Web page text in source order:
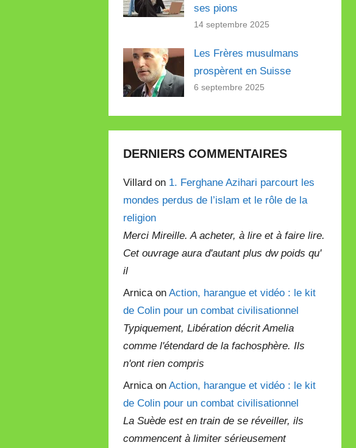
ses pions
14 septembre 2025
Les Frères musulmans
prospèrent en Suisse
6 septembre 2025
DERNIERS COMMENTAIRES
Villard on 1. Ferghane Azihari parcourt les
mondes perdus de l’islam et le rôle de la
religion
Merci Mireille. A acheter, à lire et à faire lire.
Cet ouvrage aura d'autant plus dw poids qu'
il
Arnica onAction, harangue et vidéo : le kit
de Colin pour un combat civilisationnel
Typiquement, Libération décrit Amelia
comme l'étendard de la fachosphère. Ils
n'ont rien compris
Arnica onAction, harangue et vidéo : le kit
de Colin pour un combat civilisationnel
La Suède est en train de se réveiller, ils
commencent à limiter sérieusement